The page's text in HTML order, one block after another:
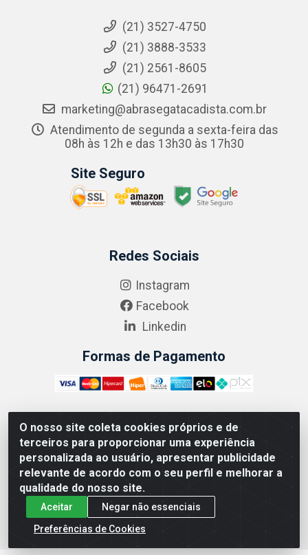
O nosso site coleta cookies próprios e de
terceiros para proporcionar uma experiência
personalizada ao usuário, apresentar publicidade
relevante de acordo com o seu perfil e melhorar a
qualidade do nosso site.
Aceitar
Negar não essenciais
Preferências de Cookies
(21) 3527-4750
(21) 3888-3533
(21) 2561-8605
(21) 96471-2691
marketing@abrasegatacadista.com.br
Atendimento de segunda a sexta-feira das
08h às 12h e das 13h30 às 17h30
Site Seguro
Redes Sociais
Instagram
Facebook
Linkedin
Formas de Pagamento
ABRASEG COMÉRCIO ATACADISTA LTDA - CNPJ:
10.894.768/0001-00 - Avenida Lobo Júnior, 1045 -
Penha Circular - Rio de Janeiro - RJ - CEP 21020-124